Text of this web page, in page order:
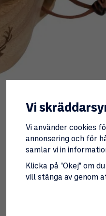
Vi
Vi använder cookies
annonsering och för
samlar vi in
Klicka på "Okej" om
vill stänga av genom